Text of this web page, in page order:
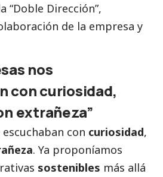
“Doble Dirección”,
de la empresa y
nos
con curiosidad,
extrañeza”
con curiosidad,
. Ya proponíamos
sostenibles más allá